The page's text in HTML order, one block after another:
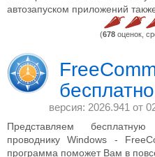
автозапуском приложений
(678 оценок,
бесплатно
версия: 2026.941 от
Представляем бесплатную
проводнику Windows -
программа поможет Вам в